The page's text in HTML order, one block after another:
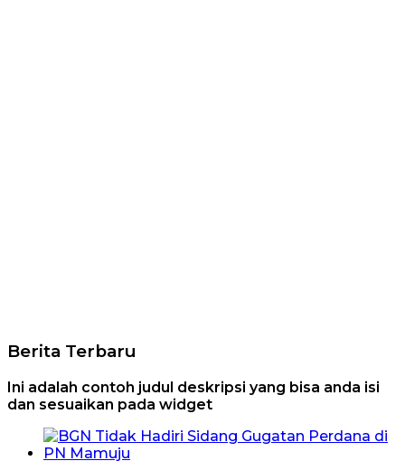
Berita Terbaru
Ini adalah contoh judul deskripsi yang bisa anda isi
dan sesuaikan pada widget